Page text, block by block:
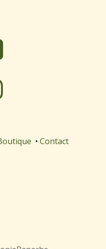
• Contact